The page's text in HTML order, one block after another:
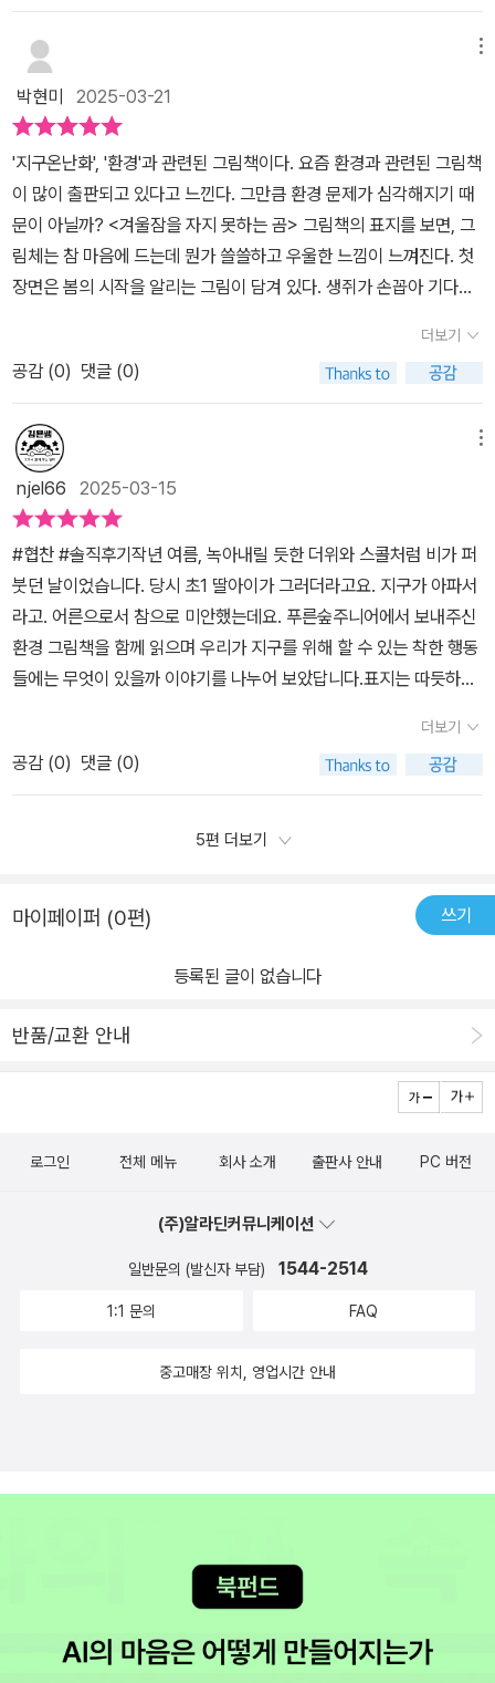
몹시 안 좋아 보이지않았다.곰은 한겨울의 추위가 왜 사라진 건지알
수 없었다.집 안이나 밖이나 더워서 살 수 없었다.곰은 무척 속이 상했
다. 생쥐는 곰에게 북극으로 가서 겨울잠을😴자면 어떨지 제안을
했고 곰은 북극으로가기로 정했다. 북극으로 가기 전 흰곰들과🐻‍❄️
함께하기 위해온 몸을 하얗게 칠했다.어느덧 닷새가 지났다.곰은🐁
이제 매우 지치고, 조금 외롭기도 했다.생쥐도 함께였다면 좋았을거
라고 생각했다.들판 한가운데서 무언가 움직이고 있었다자세히 보니
갈색곰이였다. 두 곰은 한동안 서로를 멍하니 바라보았다.서로는 털
에 색을 칠한 것을 알았다.두 곰은 어떻게 되었을까?🤔☘️ 이 그림책
은 환경그림책이다. 지구온난화로인해 더이상 살아갈 수 없는 곰들의
모습들 보면서 마음이 아팠다. 우리가 살아가는 세상은🌎 자연도 동
물도 인간도 공존하며 살아야 하지만 그렇게 하지 못 한 현실에부끄
미흡한 것 같다.✨️ 이 그림책은 유아들부터 어른들까지 꼭 읽어보길
바란다.@푸른숲주니어@lael_84#푸른숲주니어 에서 도서를 보내
주셔서 서평을 작성하였습니다. 감사합니다 #1일1그림책 #신간그림
책 #지구온난화#환경그림책 #곰 #북극곰 #초등그림책추천 #유아
그림책 #마음약처방 #그림책스타그램
박현미 2025-03-21
'지구온난화', '환경'과 관련된 그림책이다. 요즘 환경과 관련된 그림책
이 많이 출판되고 있다고 느낀다. 그만큼 환경 문제가 심각해지기 때
문이 아닐까?​ <겨울잠을 자지 못하는 곰> 그림책의 표지를 보면, 그
림체는 참 마음에 드는데 뭔가 쓸쓸하고 우울한 느낌이 느껴진다.​ 첫
장면은 봄의 시작을 알리는 그림이 담겨 있다. 생쥐가 손꼽아 기다리
이불과 양말마저 갑갑했다는 곰은 너무 피곤하다고 말한다. 집 안이
나 밖이나 너무 덥다고...​ 생쥐는 곰에게 북극으로 가서 겨울잠을 자라
고 제안하며 곰을 페인트로 하얗게 칠해준다. 이 장면부터 뭔가 안타
까운 느낌이 든다. 북극으로 간 곰은 과연 잠을 제대로 잘 수 있을까?
새로운 곳에서 잘 적응할 수 있을까? ​ 이야기는 긍정적으로 마무리되
지만, 그림책을 덮은 후 마음에 무거운 메시지가 남는다. 동물들에게
미안해지는 마음 그리고 우리가 앞으로 자연환경을 위해 할 수 있는
일은 무엇일까?라는 질문! 이 질문을 남기고 싶어서 작가는 이 그림
책을 만들지 않았을까 생각해 본다. ​ '지구온난화', '환경'에 대한 이야
기를 나눌 때, 이 그림책을 보고 함께 이야기를 해보면 좋겠다. ​* 이
책은 출판사로부터 제공받아 주관적인 견해에 의해 작성하였음
더보기
공감 (0) 댓글 (0)
njel66 2025-03-15
#협찬 #솔직후기작년 여름, 녹아내릴 듯한 더위와 스콜처럼 비가 퍼
붓던 날이었습니다. 당시 초1 딸아이가 그러더라고요. 지구가 아파서
라고. 어른으로서 참으로 미안했는데요. 푸른숲주니어에서 보내주신
환경 그림책을 함께 읽으며 우리가 지구를 위해 할 수 있는 착한 행동
들에는 무엇이 있을까 이야기를 나누어 보았답니다.표지는 따듯하고
있습니다. 어떤 사연이 있는지 사뭇 궁금해지더라고요. 아이의 재촉
에 얼른 페이지를 넘기며 진지하게 읽어 주었답니다.산들바람에 새들
은 노래하고 푸릇푸릇 새싹들도 고개를 내밀었습니다. 생쥐는 친한
친구인 곰을 위해 특별한 선물을 준비했어요. 겨울잠을 자고 일어난
잤어! 오리털 이불이 더워서 말이야. 양털 양말도 너무 갑갑하고! 한겨
울 추위가 왜 사라진 거지?'갈색 곰은 툴툴거리며 집 밖으로 나가 보
디어를 내죠. 털을 하얗게 칠하고 북극으로 가서 겨울잠을 자렴! 그렇
마리의 곰을 만나게 되는데요. 이번엔 반대의 입장입니다. 북극 곰의
사연도 기가 막혔어요. 빙하가 녹아서 더 이상은 견딜 수 없어서 털을
갈색으로 칠하고 푸른 초원으로 가는 중이었답니다. 아이고, 이런...기
던 두 마리의 곰을 가만히 지켜보고 있자니 마음이 아프더라고요. 두
국, 어느 곳에도 자신들에게 알맞은 생활 공간이 없다는 사실에 곰들
은 깊은 절망감을 느꼈을 겁니다.'모든 게 다 망가진 것 같아, 다시 원
살던 곳으로 돌아가는 것도 쉽지 않았어요. 며칠을 걷고 또 걸어야 했
리들 앞에도 다가온 문제입니다. 실생활에서 지구를 생각하는 행동을
꾸준히 이어가야겠습니다. 좋은 책 잘 읽었습니다.
더보기
공감 (0) 댓글 (0)
5편 더보기
마이페이퍼 (0편) 쓰기
등록된 글이 없습니다
반품/교환 안내
로그인 전체 메뉴 회사 소개 출판사 안내 PC 버전
(주)알라딘커뮤니케이션
일반문의 (발신자 부담) 1544-2514
1:1 문의 FAQ
중고매장 위치, 영업시간 안내